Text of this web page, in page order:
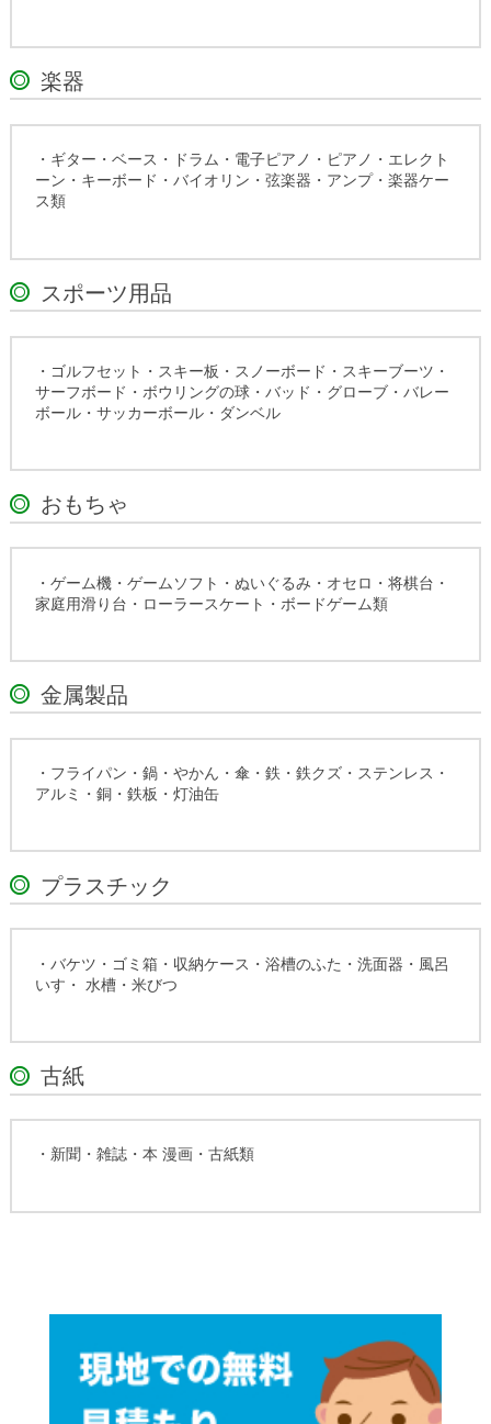
楽器
・ギター・ベース・ドラム・電子ピアノ・ピアノ・エレクト
ーン・キーボード・バイオリン・弦楽器・アンプ・楽器ケー
ス類
スポーツ用品
・ゴルフセット・スキー板・スノーボード・スキーブーツ・
サーフボード・ボウリングの球・バッド・グローブ・バレー
ボール・サッカーボール・ダンベル
おもちゃ
・ゲーム機・ゲームソフト・ぬいぐるみ・オセロ・将棋台・
家庭用滑り台・ローラースケート・ボードゲーム類
金属製品
・フライパン・鍋・やかん・傘・鉄・鉄クズ・ステンレス・
アルミ・銅・鉄板・灯油缶
プラスチック
・バケツ・ゴミ箱・収納ケース・浴槽のふた・洗面器・風呂
いす・ 水槽・米びつ
古紙
・新聞・雑誌・本 漫画・古紙類